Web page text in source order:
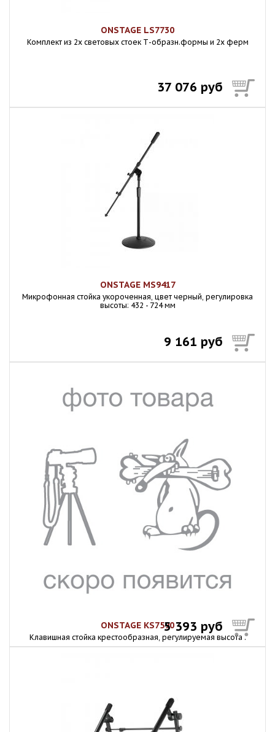
ONSTAGE LS7730
Комплект из 2х световых стоек Т-образн.формы и 2х ферм
37 076 руб
ONSTAGE MS9417
Микpoфонная стойка укороченная, цвет черный, регулировка
высоты: 432 - 724 мм
9 161 руб
ONSTAGE KS7590
Клавишная стойка крестообразная, регулируемая высота .
5 393 руб